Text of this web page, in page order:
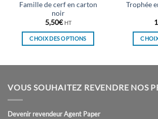
Famille de cerf en carton
noir
5,50€ HT
CHOIX DES OPTIONS
variations.
options
Trophée
VOUS SOUHAITEZ REVENDRE NOS
Devenir revendeur Agent Paper